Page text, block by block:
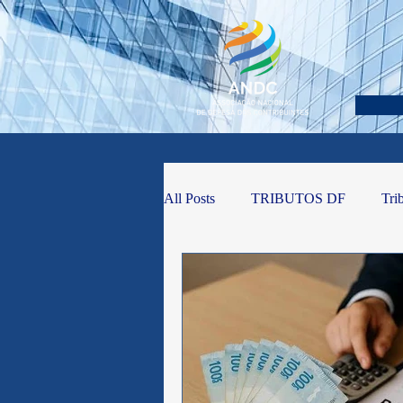
All Posts TRIBUTOS DF
Código de Defesa do Contribuinte
Mundo Governo Federal